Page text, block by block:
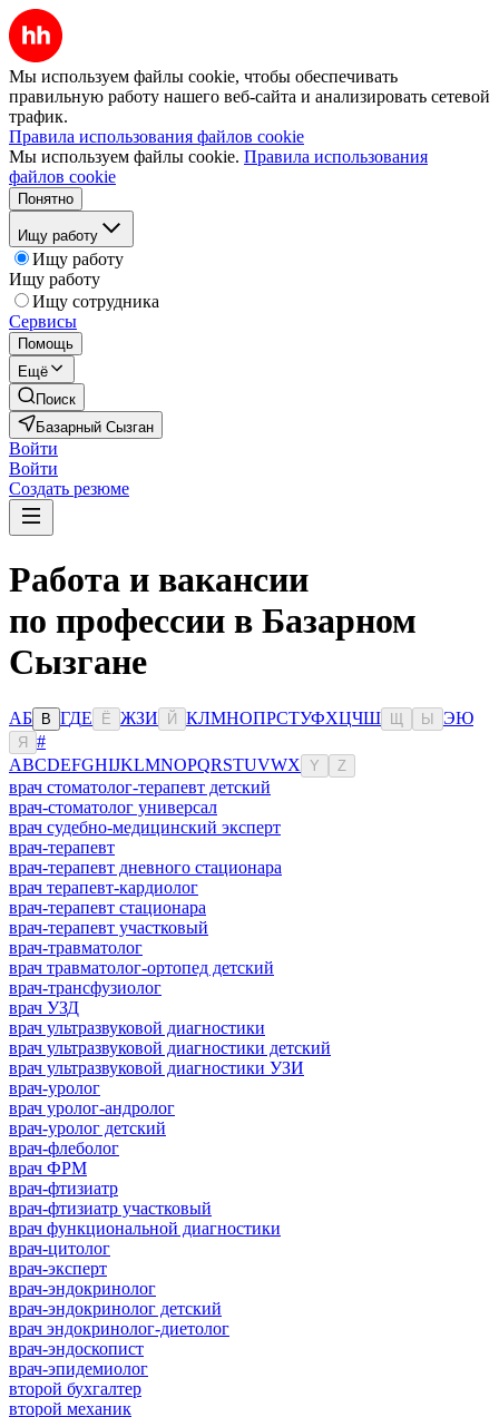
Мы используем файлы cookie, чтобы обеспечивать
правильную работу нашего веб-сайта и анализировать сетевой
трафик.
Правила использования файлов cookie
Мы используем файлы cookie. Правила использования
файлов cookie
Понятно
Ищу работу
Ищу работу
Ищу работу
Ищу сотрудника
Сервисы
Помощь
Ещё
Поиск
Базарный Сызган
Войти
Войти
Создать резюме
Работа и вакансии
по профессии в Базарном
Сызгане
АБ В ГДЕ Ё ЖЗИ Й КЛМНОПРСТУФХЦЧШ Ы ЭЮ
Я
#
ABCDEFGHIJKLMNOPQRSTUVWX Y Z
врач стоматолог-терапевт детский
врач-стоматолог универсал
врач судебно-медицинский эксперт
врач-терапевт
врач-терапевт дневного стационара
врач терапевт-кардиолог
врач-терапевт стационара
врач-терапевт участковый
врач-травматолог
врач травматолог-ортопед детский
врач-трансфузиолог
врач УЗД
врач ультразвуковой диагностики
врач ультразвуковой диагностики детский
врач ультразвуковой диагностики УЗИ
врач-уролог
врач уролог-андролог
врач-уролог детский
врач-флеболог
врач ФРМ
врач-фтизиатр
врач-фтизиатр участковый
врач функциональной диагностики
врач-цитолог
врач-эксперт
врач-эндокринолог
врач-эндокринолог детский
врач эндокринолог-диетолог
врач-эндоскопист
врач-эпидемиолог
второй бухгалтер
второй механик